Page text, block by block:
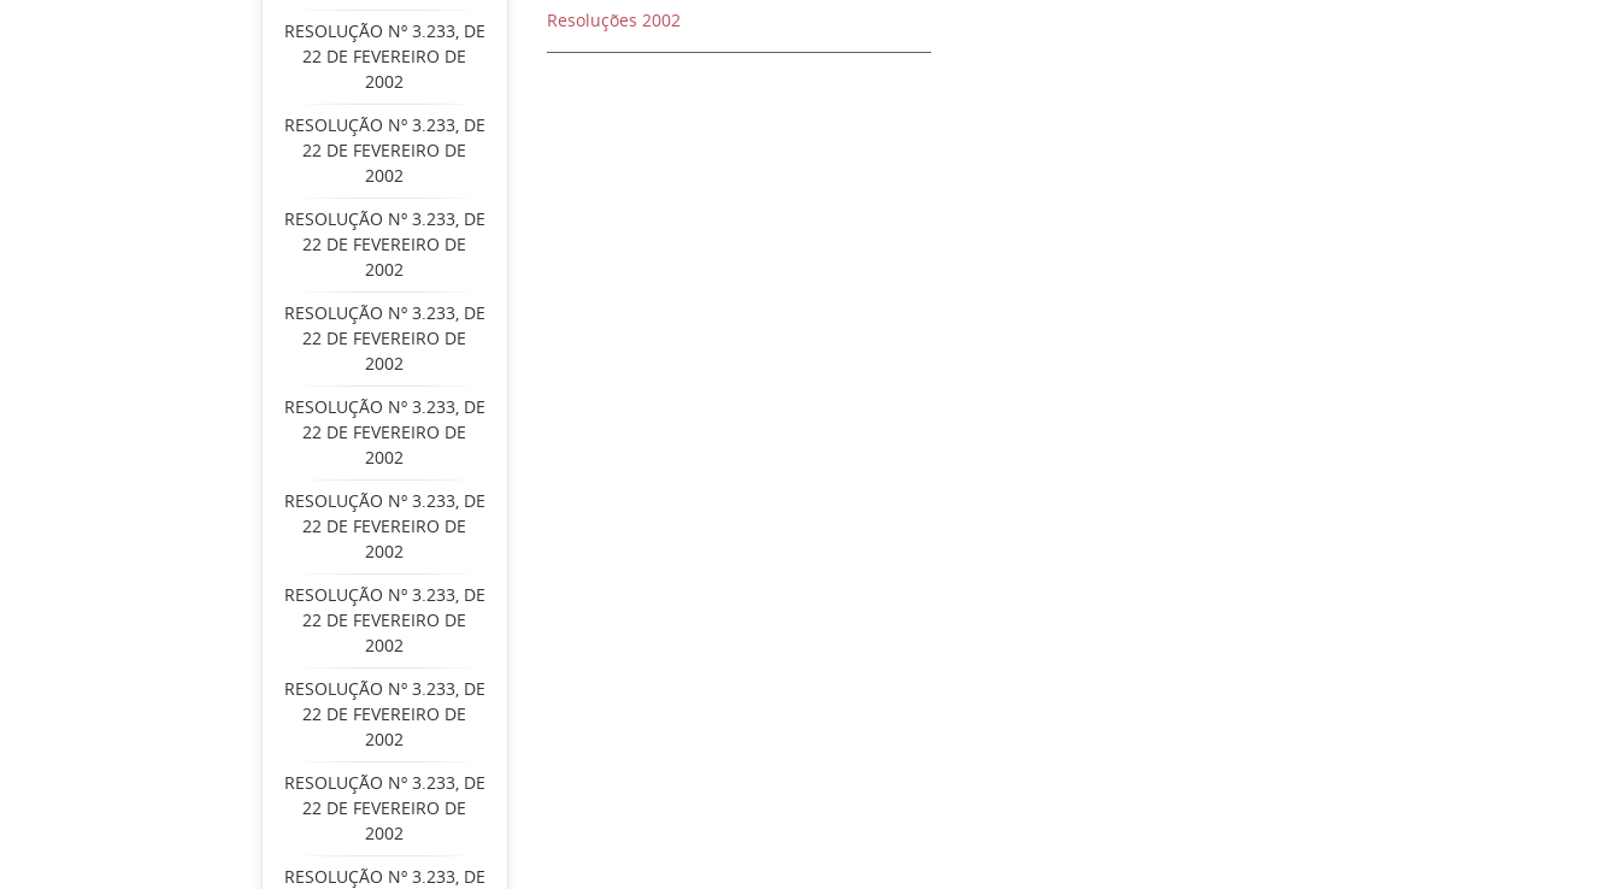
RESOLUÇÃO Nº 3.233, DE
22 DE FEVEREIRO DE
2002
RESOLUÇÃO Nº 3.233, DE
22 DE FEVEREIRO DE
2002
RESOLUÇÃO Nº 3.233, DE
22 DE FEVEREIRO DE
2002
RESOLUÇÃO Nº 3.233, DE
22 DE FEVEREIRO DE
2002
RESOLUÇÃO Nº 3.233, DE
22 DE FEVEREIRO DE
2002
RESOLUÇÃO Nº 3.233, DE
22 DE FEVEREIRO DE
2002
RESOLUÇÃO Nº 3.233, DE
22 DE FEVEREIRO DE
2002
RESOLUÇÃO Nº 3.233, DE
22 DE FEVEREIRO DE
2002
RESOLUÇÃO Nº 3.233, DE
22 DE FEVEREIRO DE
2002
RESOLUÇÃO Nº 3.233, DE
Resoluções 2002